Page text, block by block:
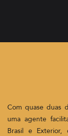
Com quase duas
uma agente
Brasil e Exterior,